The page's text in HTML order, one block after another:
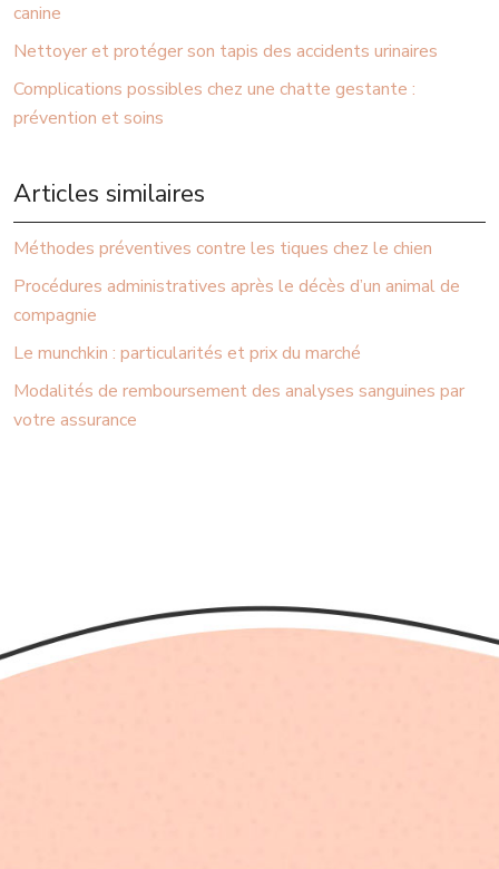
canine
Nettoyer et protéger son tapis des accidents urinaires
Complications possibles chez une chatte gestante :
prévention et soins
Articles similaires
Méthodes préventives contre les tiques chez le chien
Procédures administratives après le décès d’un animal de
compagnie
Le munchkin : particularités et prix du marché
Modalités de remboursement des analyses sanguines par
votre assurance